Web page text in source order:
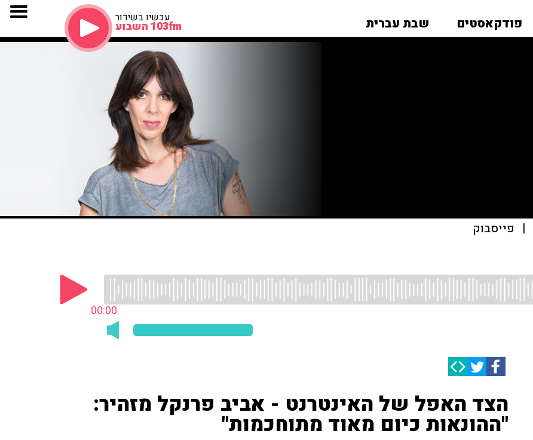
פודקאסטים שבת עברית עכשיו בשידור
103fm השבוע
| פייסבוק
00:00
הצד האפל של האינטרנט - אביב פרנקל מזהיר:
"ההונאות כיום מאוד מתוחכמות"